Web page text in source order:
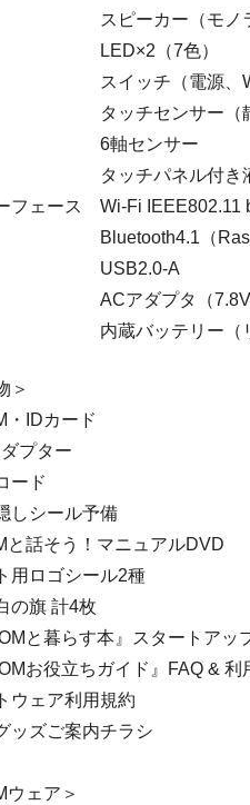
ーカー（モノラ
（7色）
ッチ（電源、
チセンサー（静電
センサー
パネル付き液晶ディ
フェース Wi-Fi IEEE802.11
（Raspberry
A
アダプタ（7.8V／
ッテリー（リチウム
＞
・IDカード
ダプター
ード
しシール予備
と話そう！マニュアルDVD
用ロゴシール2種
の旗 計4枚
と暮らす本』スタートアッ
お役立ちガイド』FAQ & 利
ウェア利用規約
ッズご案内チラシ
ウェア＞